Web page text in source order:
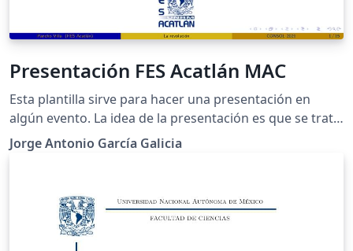
Presentación FES Acatlán MAC
Esta plantilla sirve para hacer una presentación en
algún evento. La idea de la presentación es que se trate
de un evento especial que probablemente no se repita.
La portada incluye la fecha, el título, nombre del autor y
datos del autor, la institución, el título corto de la
presentación, la fecha, el evento y el número de slide.
Incluye una diapositiva con la agenda. Además, la
Jorge Antonio García Galicia